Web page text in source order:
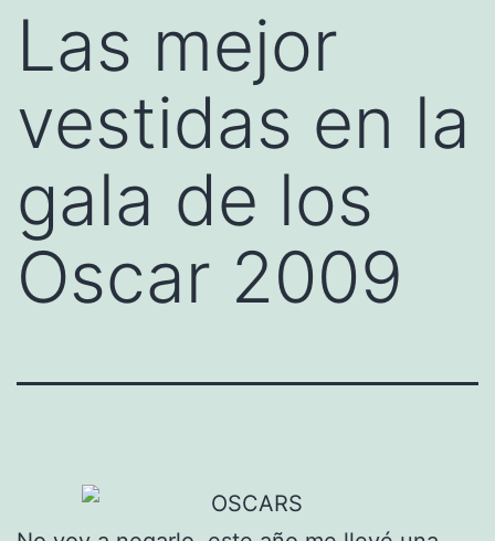
Las mejor
vestidas en la
gala de los
Oscar 2009